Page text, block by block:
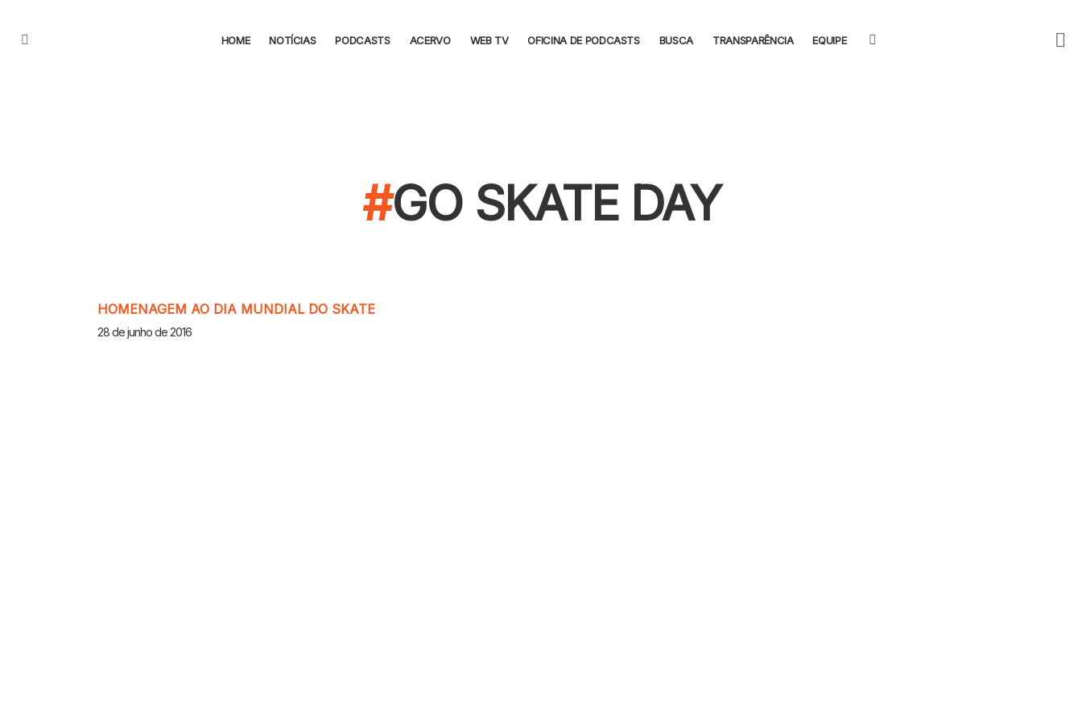
HOME NOTÍCIAS PODCASTS ACERVO WEB TV OFICINA DE PODCASTS BUSCA TRANSPARÊNCIA EQUIPE
GO SKATE DAY
HOMENAGEM AO DIA MUNDIAL DO SKATE
28 de junho de 2016